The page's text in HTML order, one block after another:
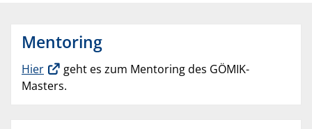
Mentoring
Hier
geht es zum Mentoring des GÖMIK-
Masters.